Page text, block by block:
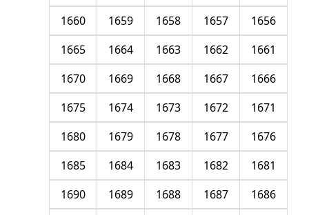
1656
1657
1658
1659
1660
1661
1662
1663
1664
1665
1666
1667
1668
1669
1670
1671
1672
1673
1674
1675
1676
1677
1678
1679
1680
1681
1682
1683
1684
1685
1686
1687
1688
1689
1690